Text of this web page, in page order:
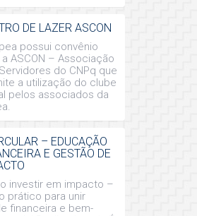
DE LAZER ASCON
possui convênio
ASCON – Associação
do CNPq que
a utilização do clube
pelos associados da
– EDUCAÇÃO
E GESTÃO DE
investir em impacto –
prático para unir
financeira e bem-